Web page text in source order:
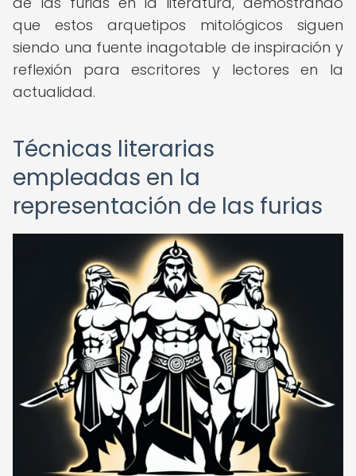
que estos arquetipos mitológicos siguen
siendo una fuente inagotable de inspiración y
reflexión para escritores y lectores en la
actualidad.
Técnicas literarias
empleadas en la
representación de las furias